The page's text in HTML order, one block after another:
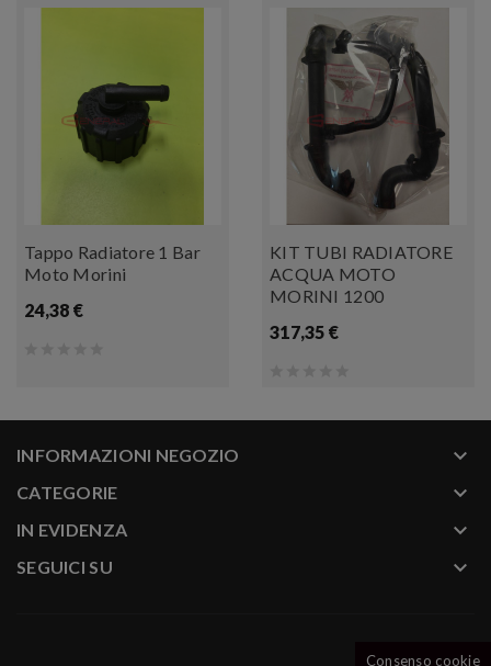
Tappo Radiatore 1 Bar
Moto Morini
24,38 €
KIT TUBI RADIATORE
ACQUA MOTO
MORINI 1200
317,35 €
INFORMAZIONI NEGOZIO keyboard_arrow_down
CATEGORIE keyboard_arrow_down
IN EVIDENZA keyboard_arrow_down
SEGUICI SU keyboard_arrow_down
Consenso cookie